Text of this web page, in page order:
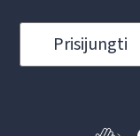
Prisijungti